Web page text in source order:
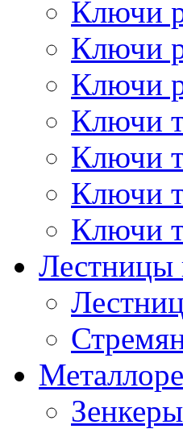
Ключи
Ключи
Ключи
Ключи
Ключи
Ключи
Ключи
Лестницы